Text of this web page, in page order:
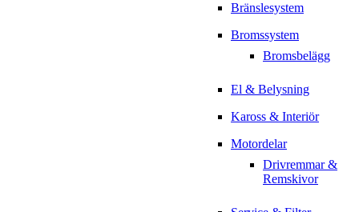
Bränslesystem
Bromssystem
Bromsbelägg
El & Belysning
Kaross & Interiör
Motordelar
Drivremmar &
Remskivor